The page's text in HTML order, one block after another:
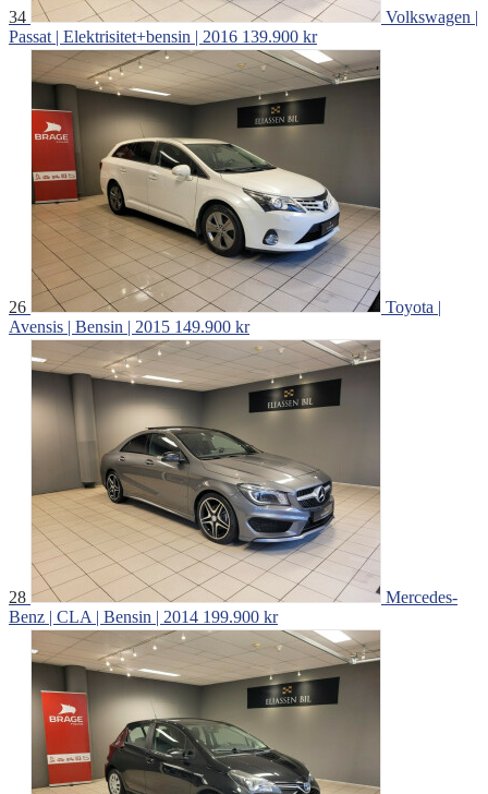
34
Volkswagen |
Passat | Elektrisitet+bensin | 2016 139.900 kr
26
Toyota |
Avensis | Bensin | 2015 149.900 kr
28
Mercedes-
Benz | CLA | Bensin | 2014 199.900 kr